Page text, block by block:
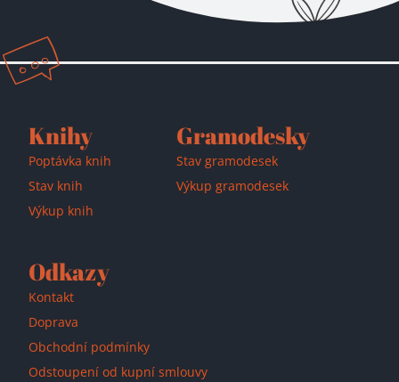
Přidáno do košíku!
Knihy
Poptávka knih
Stav knih
Výkup knih
Gramodesky
Stav gramodesek
Výkup gramodesek
Odkazy
Kontakt
Doprava
Obchodní podmínky
Odstoupení od kupní smlouvy